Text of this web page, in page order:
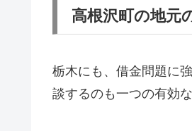
高根沢町の地元
栃木にも、借金問題に
談するのも一つの有効な